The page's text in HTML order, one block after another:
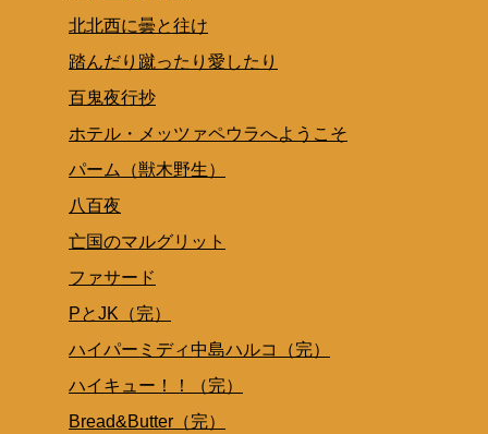
北北西に曇と往け
踏んだり蹴ったり愛したり
百鬼夜行抄
ホテル・メッツァペウラへようこそ
パーム（獣木野生）
八百夜
亡国のマルグリット
ファサード
PとJK（完）
ハイパーミディ中島ハルコ（完）
ハイキュー！！（完）
Bread&Butter（完）